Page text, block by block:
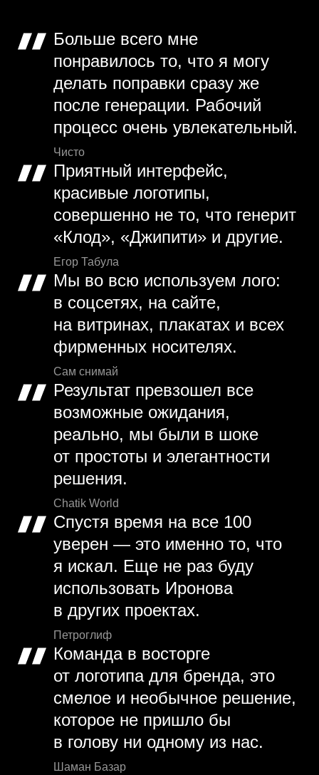
Больше всего мне
понравилось то, что я могу
делать поправки сразу же
после генерации. Рабочий
процесс очень увлекательный.
Чисто
Приятный интерфейс,
красивые логотипы,
совершенно не то, что генерит
«Клод», «Джипити» и другие.
Егор Табула
Мы во всю используем лого:
в соцсетях, на сайте,
на витринах, плакатах и всех
фирменных носителях.
Сам снимай
Результат превзошел все
возможные ожидания,
реально, мы были в шоке
от простоты и элегантности
решения.
Chatik World
Спустя время на все 100
уверен — это именно то, что
я искал. Еще не раз буду
использовать Иронова
в других проектах.
Петроглиф
Команда в восторге
от логотипа для бренда, это
смелое и необычное решение,
которое не пришло бы
в голову ни одному из нас.
Шаман Базар